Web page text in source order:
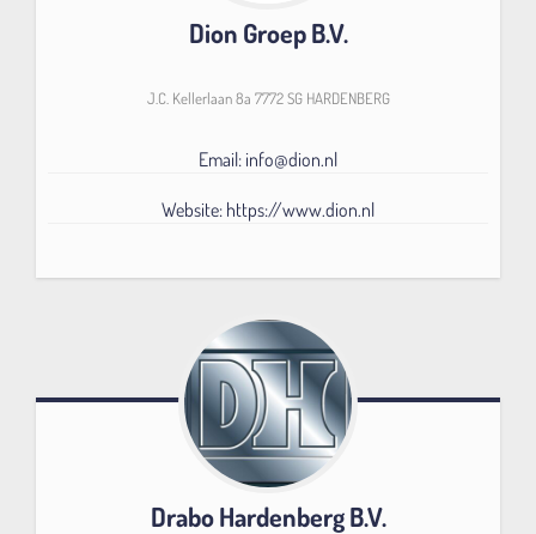
Dion Groep B.V.
J.C. Kellerlaan 8a 7772 SG HARDENBERG
Email: info@dion.nl
Website: https://www.dion.nl
Drabo Hardenberg B.V.